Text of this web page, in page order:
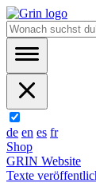
de en es fr
Shop
GRIN Website
Texte